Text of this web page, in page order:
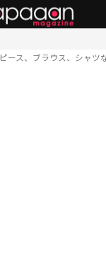
ース、ブラウス、シャツ